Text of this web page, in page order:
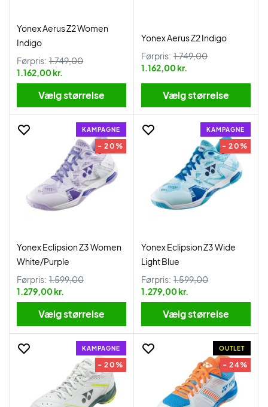
Yonex Aerus Z2 Women
Indigo
Førpris: 1.749,00
1.162,00 kr.
Vælg størrelse
Yonex Aerus Z2 Indigo
Førpris: 1.749,00
1.162,00 kr.
Vælg størrelse
KAMPAGNE
- 20%
Yonex Eclipsion Z3 Women
White/Purple
Førpris: 1.599,00
1.279,00 kr.
Vælg størrelse
KAMPAGNE
- 20%
Yonex Eclipsion Z3 Wide
Light Blue
Førpris: 1.599,00
1.279,00 kr.
Vælg størrelse
KAMPAGNE
- 20%
OUTLET
- 24%